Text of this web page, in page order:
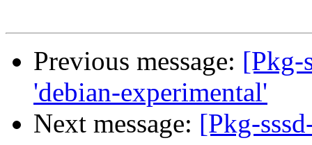
Previous message: [Pkg-
'debian-experimental'
Next message: [Pkg-